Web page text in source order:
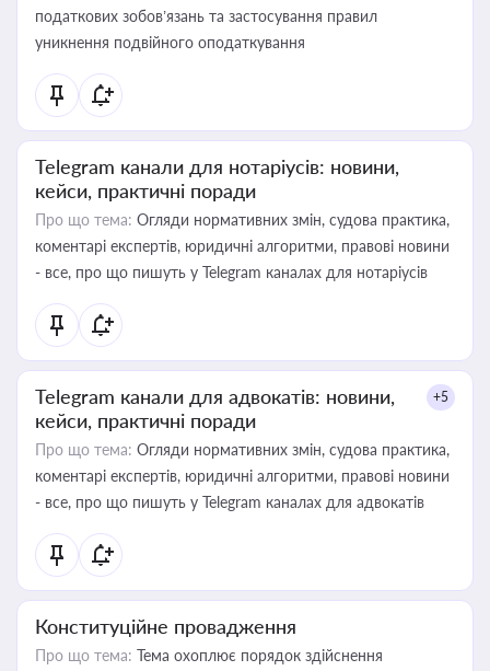
податкових зобов’язань та застосування правил
уникнення подвійного оподаткування
Telegram канали для нотаріусів: новини,
кейси, практичні поради
Про що тема: Огляди нормативних змін, судова практика,
коментарі експертів, юридичні алгоритми, правові новини
- все, про що пишуть у Telegram каналах для нотаріусів
Telegram канали для адвокатів: новини,
кейси, практичні поради
+5
Про що тема: Огляди нормативних змін, судова практика,
коментарі експертів, юридичні алгоритми, правові новини
- все, про що пишуть у Telegram каналах для адвокатів
Конституційне провадження
Про що тема: Тема охоплює порядок здійснення